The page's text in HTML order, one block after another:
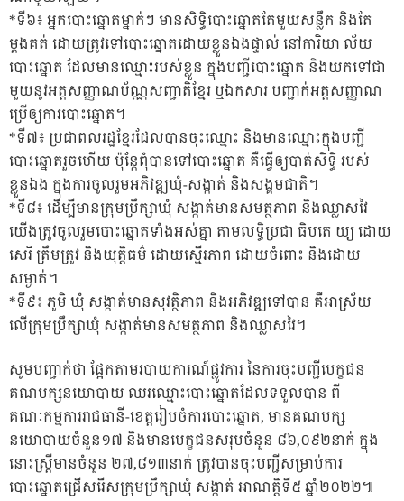
*ទី៦៖ អ្នកបោះឆ្នោតម្នាក់ៗ មានសិទ្ធិបោះឆ្នោតតែមួយសន្លឹក និងតែ
ម្ដងគត់ ដោយត្រូវទៅបោះឆ្នោតដោយខ្លួនឯងផ្ទាល់ នៅការិយា ល័យ
បោះឆ្នោត ដែលមានឈ្មោះរបស់ខ្លួន ក្នុងបញ្ជីបោះឆ្នោត និងយកទៅជា
មួយនូវអត្តសញ្ញាណប័ណ្ណសញ្ជាតិខ្មែរ ឬឯកសារ បញ្ជាក់អត្តសញ្ញាណ
ប្រើឲ្យការបោះឆ្នោត។
*ទី៧៖ ប្រជាពលរដ្ឋខ្មែរដែលបានចុះឈ្មោះ និងមានឈ្មោះក្នុងបញ្ជី
បោះឆ្នោតរួចហើយ ប៉ុន្ដែពុំបានទៅបោះឆ្នោត គឺធ្វើឲ្យបាត់សិទ្ធិ របស់
ខ្លួនឯង ក្នុងការចូលរួមអភិវឌ្ឍឃុំ-សង្កាត់ និងសង្គមជាតិ។
*ទី៨៖ ដើម្បីមានក្រុមប្រឹក្សាឃុំ សង្កាត់មានសមត្ថភាព និងឈ្លាសវៃ
យើងត្រូវចូលរួមបោះឆ្នោតទាំងអស់គ្នា តាមលទ្ធិប្រជា ធិបតេ យ្យ ដោយ
សេរី ត្រឹមត្រូវ និងយុត្តិធម៌ ដោយស្មើរភាព ដោយចំពោះ និងដោយ
សម្ងាត់។
*ទី៩៖ ភូមិ ឃុំ សង្កាត់មានសុវត្ថិភាព និងអភិវឌ្ឍទៅបាន គឺអាស្រ័យ
លើក្រុមប្រឹក្សាឃុំ សង្កាត់មានសមត្ថភាព និងឈ្លាសវៃ។
សូមបញ្ជាក់ថា ផ្អែកតាមរបាយការណ៍ផ្លូវការ នៃការចុះបញ្ជីបេក្ខជន
គណបក្សនយោបាយ ឈរឈ្មោះបោះឆ្នោតដែលទទួលបាន ពី
គណៈកម្មការរាជធានី-ខេត្តរៀបចំការបោះឆ្នោត, មានគណបក្ស
នយោបាយចំនួន១៧ និងមានបេក្ខជនសរុបចំនួន ៨៦,០៩២នាក់ ក្នុង
នោះស្រ្តីមានចំនួន ២៧,៨១៣នាក់ ត្រូវបានចុះបញ្ជីសម្រាប់ការ
បោះឆ្នោតជ្រើសរើសក្រុមប្រឹក្សាឃុំ សង្កាត់ អាណត្តិទី៥ ឆ្នាំ២០២២៕